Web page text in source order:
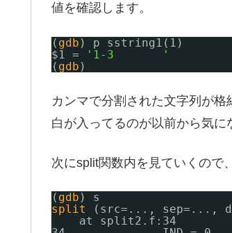
値を確認します。
( gdb ) p sstring1(1)
$1 =
'1-3       '
( gdb )
カンマで分割された文字列が
白が入ってるのが以前から気に
次にsplit関数内を見ていくので
( gdb ) s
split
(src=..., sep=...,
at split2.f:34